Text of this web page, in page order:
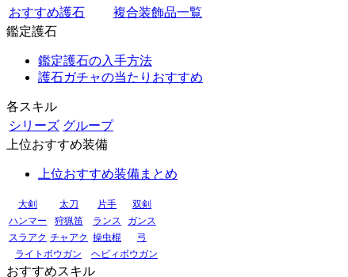
おすすめ護石
複合装飾品一覧
鑑定護石
鑑定護石の入手方法
護石ガチャの当たりおすすめ
各スキル
シリーズ グループ
上位おすすめ装備
上位おすすめ装備まとめ
大剣 太刀 片手
双剣
ハンマー
狩猟笛 ランス
ガンス
スラアク チャアク 操虫棍
弓
ライトボウガン
ヘビィボウガン
おすすめスキル